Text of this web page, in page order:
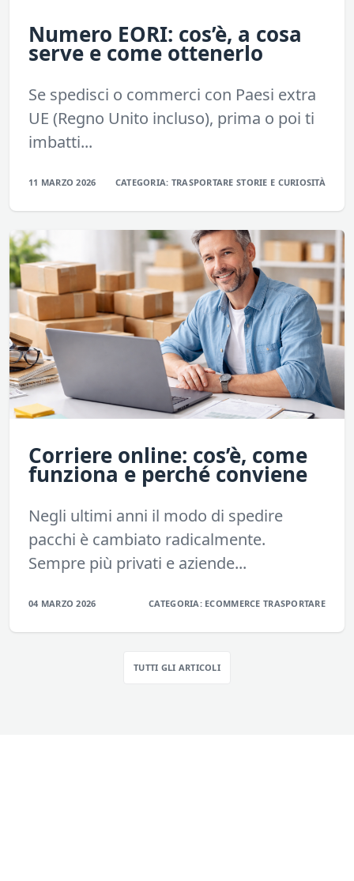
Numero EORI: cos’è, a cosa
serve e come ottenerlo
Se spedisci o commerci con Paesi extra
UE (Regno Unito incluso), prima o poi ti
imbatti...
11 MARZO 2026 CATEGORIA: TRASPORTARESTORIE E CURIOSITÀ
Corriere online: cos’è, come
funziona e perché conviene
Negli ultimi anni il modo di spedire
pacchi è cambiato radicalmente.
Sempre più privati e aziende...
04 MARZO 2026 CATEGORIA: ECOMMERCE TRASPORTARE
TUTTI GLI ARTICOLI